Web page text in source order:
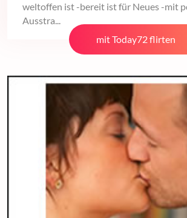
weltoffen ist -bereit ist für Neues -mit
Ausstra...
mit Today72 flirten